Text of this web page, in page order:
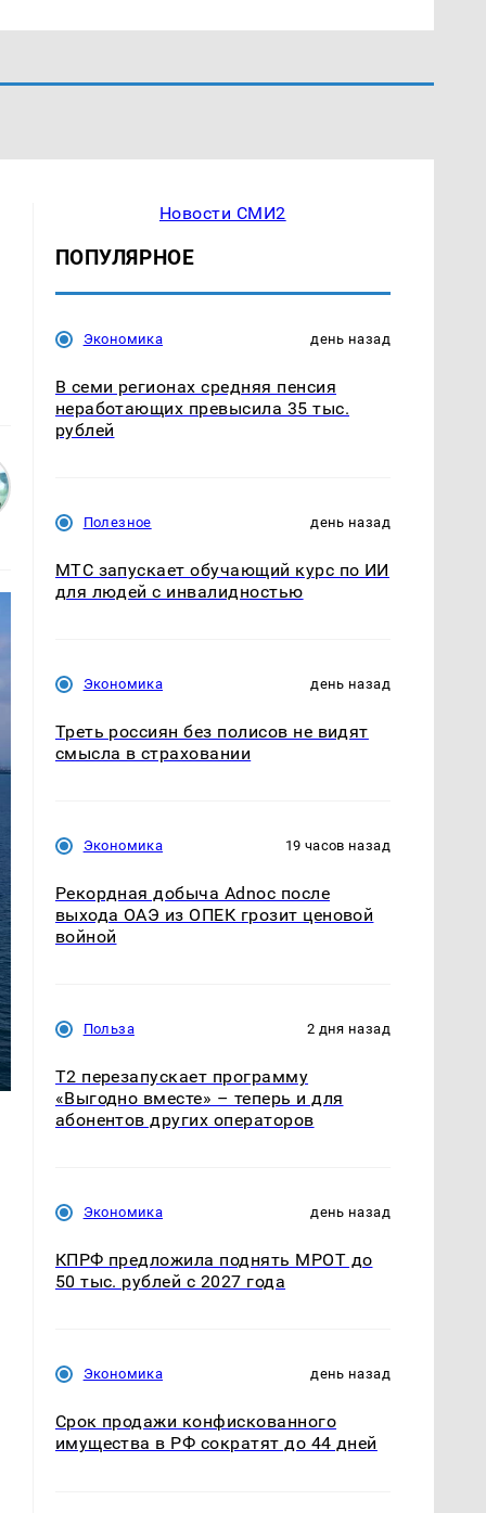
Новости СМИ2
ПОПУЛЯРНОЕ
Экономика день назад
В семи регионах средняя пенсия
неработающих превысила 35 тыс.
рублей
Полезное день назад
МТС запускает обучающий курс по ИИ
для людей с инвалидностью
Экономика день назад
Треть россиян без полисов не видят
смысла в страховании
Экономика 19 часов назад
Рекордная добыча Adnoc после
выхода ОАЭ из ОПЕК грозит ценовой
войной
Польза 2 дня назад
Т2 перезапускает программу
«Выгодно вместе» – теперь и для
абонентов других операторов
Экономика день назад
КПРФ предложила поднять МРОТ до
50 тыс. рублей с 2027 года
Экономика день назад
Срок продажи конфискованного
имущества в РФ сократят до 44 дней